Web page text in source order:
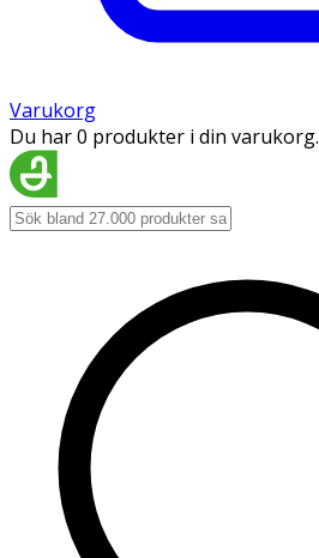
Varukorg
Du har 0 produkter i din varukorg.